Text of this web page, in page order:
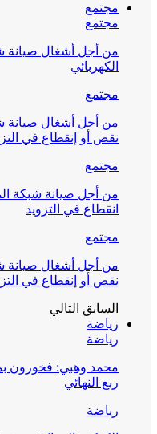
مجتمع
مجتمع
من أجل أشغال صيانة
الكهربائي
مجتمع
من أجل أشغال صيانة
نقص أو إنقطاع في
مجتمع
من أجل صيانة شبكة
انقطاع في التزويد
مجتمع
من أجل أشغال صيانة
نقص أو إنقطاع في
السابق التالي
رياضة
رياضة
محمد وهبي: فخورون
ربع النهائي
رياضة